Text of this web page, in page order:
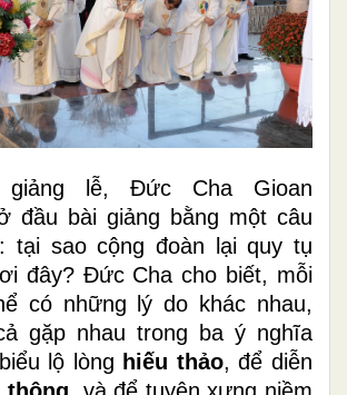
giảng lễ, Đức Cha Gioan
đầu bài giảng bằng một câu
tại sao cộng đoàn lại quy tụ
đây? Đức Cha cho biết, mỗi
có những lý do khác nhau,
gặp nhau trong ba ý nghĩa
lộ lòng hiếu thảo, để diễn